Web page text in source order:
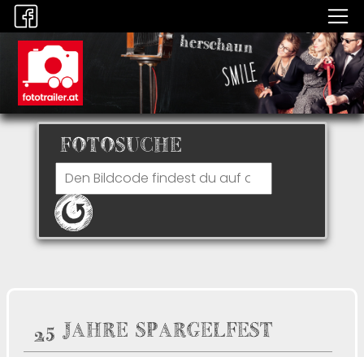
FOTOSUCHE
25 JAHRE SPARGELFEST